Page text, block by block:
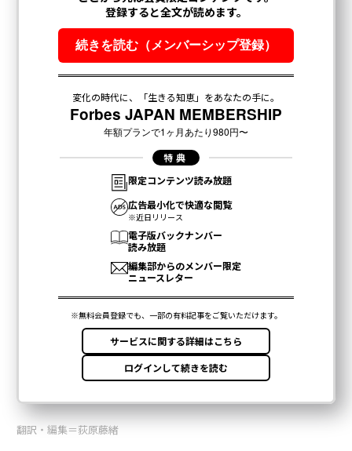
翻訳・編集＝荻原藤緒